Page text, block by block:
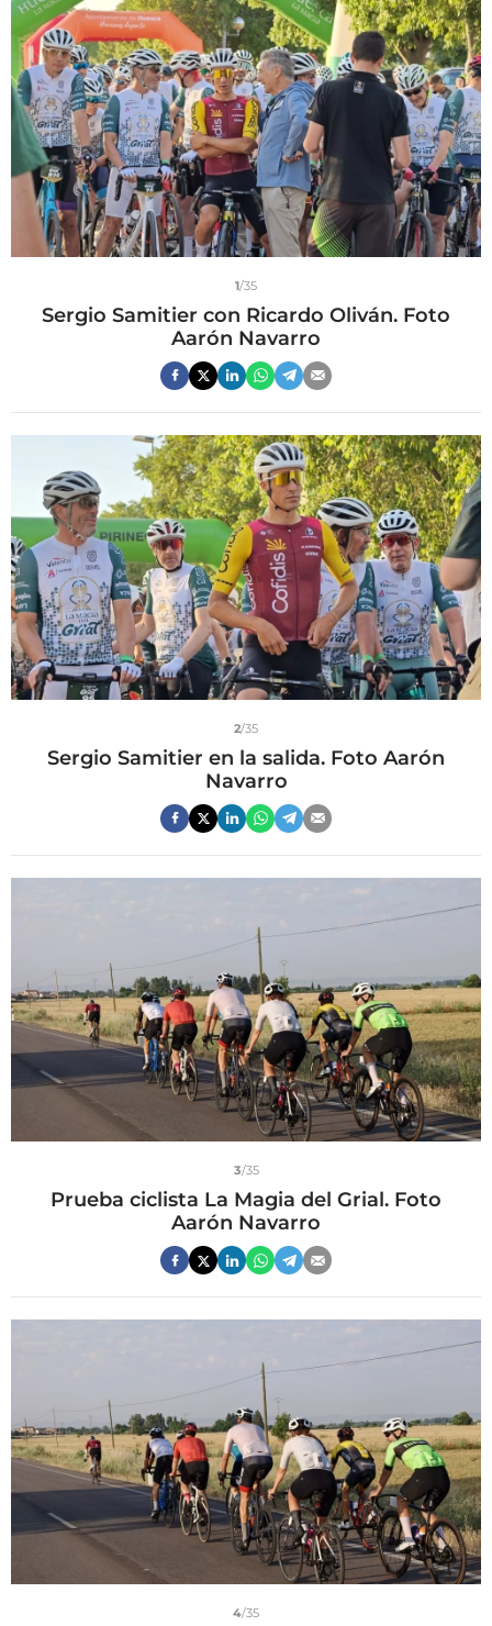
1/35
Sergio Samitier con Ricardo Oliván. Foto
Aarón Navarro
2/35
Sergio Samitier en la salida. Foto Aarón
Navarro
3/35
Prueba ciclista La Magia del Grial. Foto
Aarón Navarro
4/35